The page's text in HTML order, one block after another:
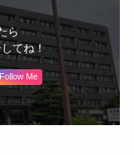
ら
てね！
Follow Me